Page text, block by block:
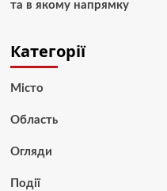
та в якому напрямку
Категорії
Місто
Область
Огляди
Події